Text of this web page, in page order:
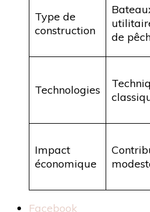
Type de
construction
de
Technologies
Impact
économique
PartagerFacebook